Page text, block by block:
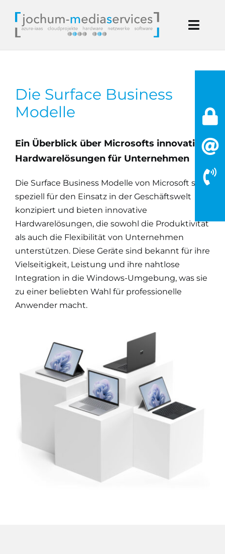
Inhalt
springen
Microsoft
Handwerk
IT Dienstleistung
Kontakt
Die Surface Business
Modelle
Ein Überblick über Microsofts innovative
Hardwarelösungen für Unternehmen
Die Surface Business Modelle von Microsoft sind
speziell für den Einsatz in der Geschäftswelt
konzipiert und bieten innovative
Hardwarelösungen, die sowohl die Produktivität
als auch die Flexibilität von Unternehmen
unterstützen. Diese Geräte sind bekannt für ihre
Vielseitigkeit, Leistung und ihre nahtlose
Integration in die Windows-Umgebung, was sie
zu einer beliebten Wahl für professionelle
Anwender macht.